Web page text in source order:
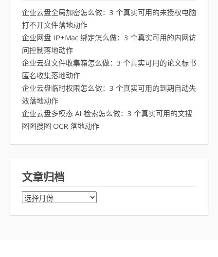
企业云盘全局加密怎么做：3 个真实可用的未授权电脑
打不开文件落地动作
企业网盘 IP+Mac 绑定怎么做：3 个真实可用的内网访
问控制落地动作
企业云盘文件收集箱怎么做：3 个真实可用的论文标书
匿名收集落地动作
企业云盘临时权限怎么做：3 个真实可用的到期自动失
效落地动作
企业云盘多模态 AI 检索怎么做：3 个真实可用的文搜
图图搜图 OCR 落地动作
文章归档
文
归